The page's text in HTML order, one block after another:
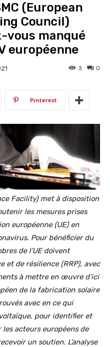
(European
Council)
vous manqué
européenne
0
3
Pinterest
Facility) met à disposition
les mesures prises
européenne (UE) en
Pour bénéficier du
de l’UE doivent
et de résilience (RRP), avec
à mettre en œuvre d’ici
de la fabrication solaire
avec en ce qui
pour identifier et
acteurs européens de
un soutien. L’analyse